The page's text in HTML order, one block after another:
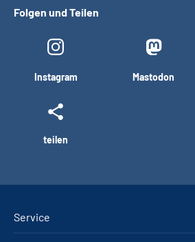
Folgen und Teilen
Instagram Mastodon
teilen
Service